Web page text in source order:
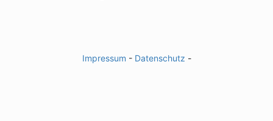
Impressum - Datenschutz -